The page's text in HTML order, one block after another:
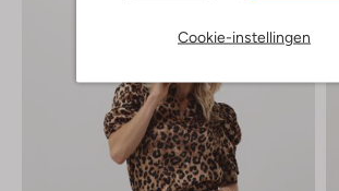
Cookie-instellingen